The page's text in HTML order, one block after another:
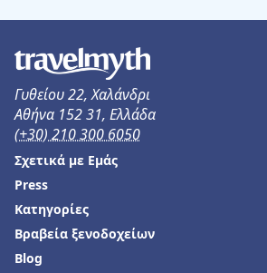
Γυθείου 22, Χαλάνδρι
Αθήνα 152 31, Ελλάδα
(+30) 210 300 6050
Σχετικά με Εμάς
Press
Κατηγορίες
Βραβεία ξενοδοχείων
Blog